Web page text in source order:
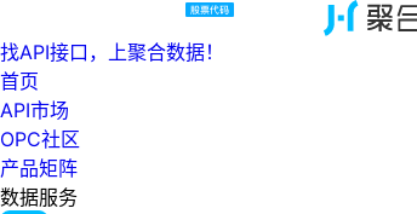
找API接口，上聚合数据！
首页
API市场
OPC社区
产品矩阵
数据服务